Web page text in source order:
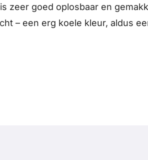
zeer goed oplosbaar en
– een erg koele kleur, aldus